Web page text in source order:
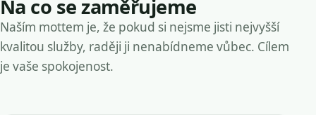
Na co se zaměřujeme
Naším mottem je, že pokud si nejsme jisti nejvyšší
kvalitou služby, raději ji nenabídneme vůbec. Cílem
je vaše spokojenost.